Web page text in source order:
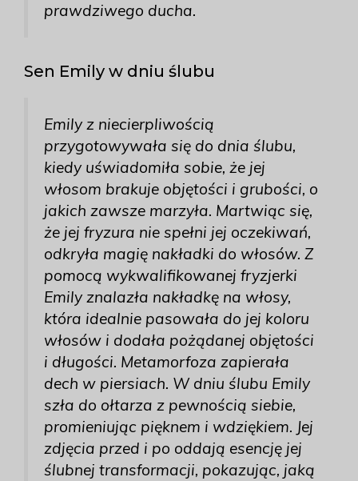
prawdziwego ducha.
Sen Emily w dniu ślubu
Emily z niecierpliwością
przygotowywała się do dnia ślubu,
kiedy uświadomiła sobie, że jej
włosom brakuje objętości i grubości, o
jakich zawsze marzyła. Martwiąc się,
że jej fryzura nie spełni jej oczekiwań,
odkryła magię nakładki do włosów. Z
pomocą wykwalifikowanej fryzjerki
Emily znalazła nakładkę na włosy,
która idealnie pasowała do jej koloru
włosów i dodała pożądanej objętości
i długości. Metamorfoza zapierała
dech w piersiach. W dniu ślubu Emily
szła do ołtarza z pewnością siebie,
promieniując pięknem i wdziękiem. Jej
zdjęcia przed i po oddają esencję jej
ślubnej transformacji, pokazując, jaką